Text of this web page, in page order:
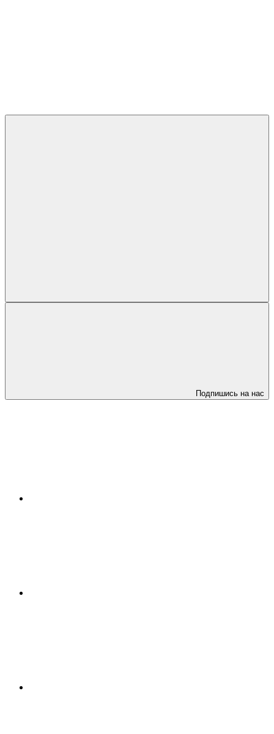
Подпишись на нас